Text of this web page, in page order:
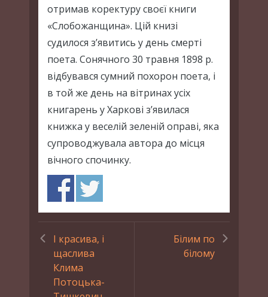
отримав коректуру своєї книги
«Слобожанщина». Цій книзі
судилося з’явитись у день смерті
поета. Сонячного 30 травня 1898 р.
відбувався сумний похорон поета, і
в той же день на вітринах усіх
книгарень у Харкові з’явилася
книжка у веселій зеленій оправі, яка
супроводжувала автора до місця
вічного спочинку.
І красива, і
щаслива
Клима
Потоцька-
Білим по
білому